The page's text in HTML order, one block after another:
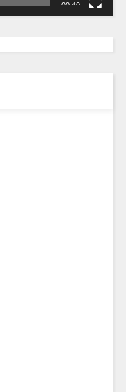
00:40